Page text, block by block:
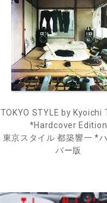
TOKYO STYLE by Kyoichi
*Hardcover Edition
東京スタイル 都築響一 *
バー版